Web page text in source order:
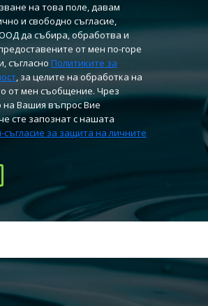
на това поле, давам
и свободно съгласие,
да събира, обработва и
от мен по-горе
съгласно Политиките за
, за целите на обработка на
от мен съобщение. Чрез
на Вашия въпрос Вие
сте запознат с нашата
за защита на личните